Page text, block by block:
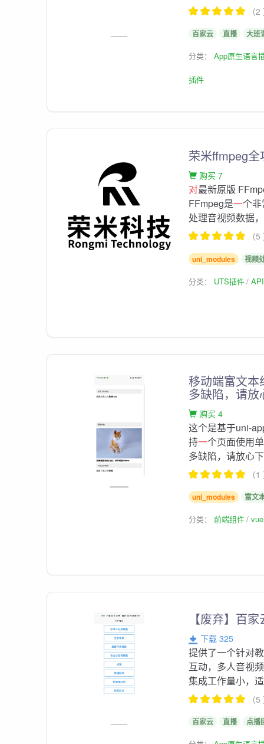
（
百家云 直播 大班
分类：App原生语言
插件
荣米ffmpeg
购买 7
对最新原版
FFmpeg是一个
处理音视频数据
（
uni_modules 视频
分类： UTS插件
移动端富文本
多缺陷，请放
购买 4
这个是基于uni-
持一个页面使用
多缺陷，请放心
（
uni_modules 富文
分类：前端组件
【废弃】百
下载 325
提供了一个针对
互动，多人音视
集成工作量小，
（
百家云 直播 点播